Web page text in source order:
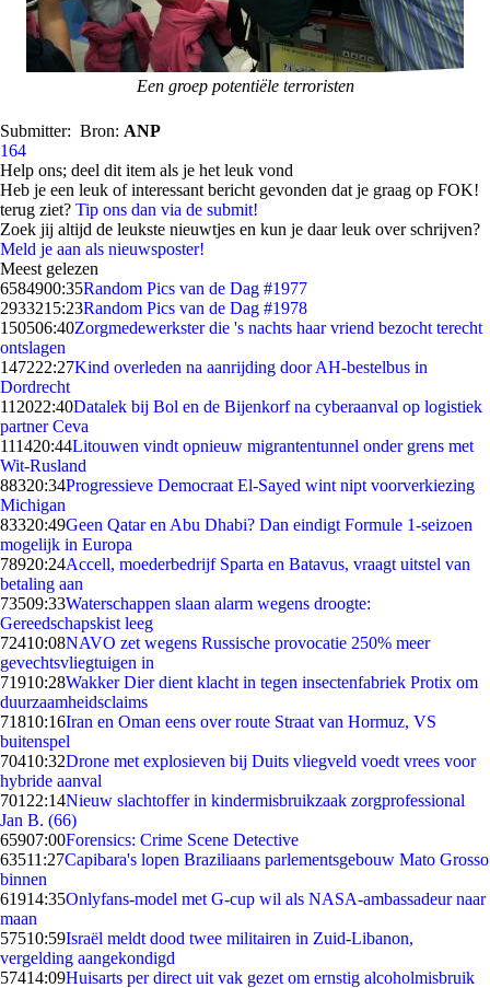
Een groep potentiële terroristen
Submitter: Bron: ANP
164
Help ons; deel dit item als je het leuk vond
Heb je een leuk of interessant bericht gevonden dat je graag op FOK!
terug ziet? Tip ons dan via de submit!
Zoek jij altijd de leukste nieuwtjes en kun je daar leuk over schrijven?
Meld je aan als nieuwsposter!
Meest gelezen
6584900:35Random Pics van de Dag #1977
2933215:23Random Pics van de Dag #1978
150506:40Zorgmedewerkster die 's nachts haar vriend bezocht terecht
ontslagen
147222:27Kind overleden na aanrijding door AH-bestelbus in
Dordrecht
112022:40Datalek bij Bol en de Bijenkorf na cyberaanval op logistiek
partner Ceva
111420:44Litouwen vindt opnieuw migrantentunnel onder grens met
Wit-Rusland
88320:34Progressieve Democraat El-Sayed wint nipt voorverkiezing
Michigan
83320:49Geen Qatar en Abu Dhabi? Dan eindigt Formule 1-seizoen
mogelijk in Europa
78920:24Accell, moederbedrijf Sparta en Batavus, vraagt uitstel van
betaling aan
73509:33Waterschappen slaan alarm wegens droogte:
Gereedschapskist leeg
72410:08NAVO zet wegens Russische provocatie 250% meer
gevechtsvliegtuigen in
71910:28Wakker Dier dient klacht in tegen insectenfabriek Protix om
duurzaamheidsclaims
71810:16Iran en Oman eens over route Straat van Hormuz, VS
buitenspel
70410:32Drone met explosieven bij Duits vliegveld voedt vrees voor
hybride aanval
701 22:14Nieuw slachtoffer in kindermisbruikzaak zorgprofessional
Jan B. (66)
65907:00Forensics: Crime Scene Detective
63511:27Capibara's lopen Braziliaans parlementsgebouw Mato Grosso
binnen
61914:35Onlyfans-model met G-cup wil als NASA-ambassadeur naar
maan
57510:59Israël meldt dood twee militairen in Zuid-Libanon,
vergelding aangekondigd
57414:09Huisarts per direct uit vak gezet om ernstig alcoholmisbruik